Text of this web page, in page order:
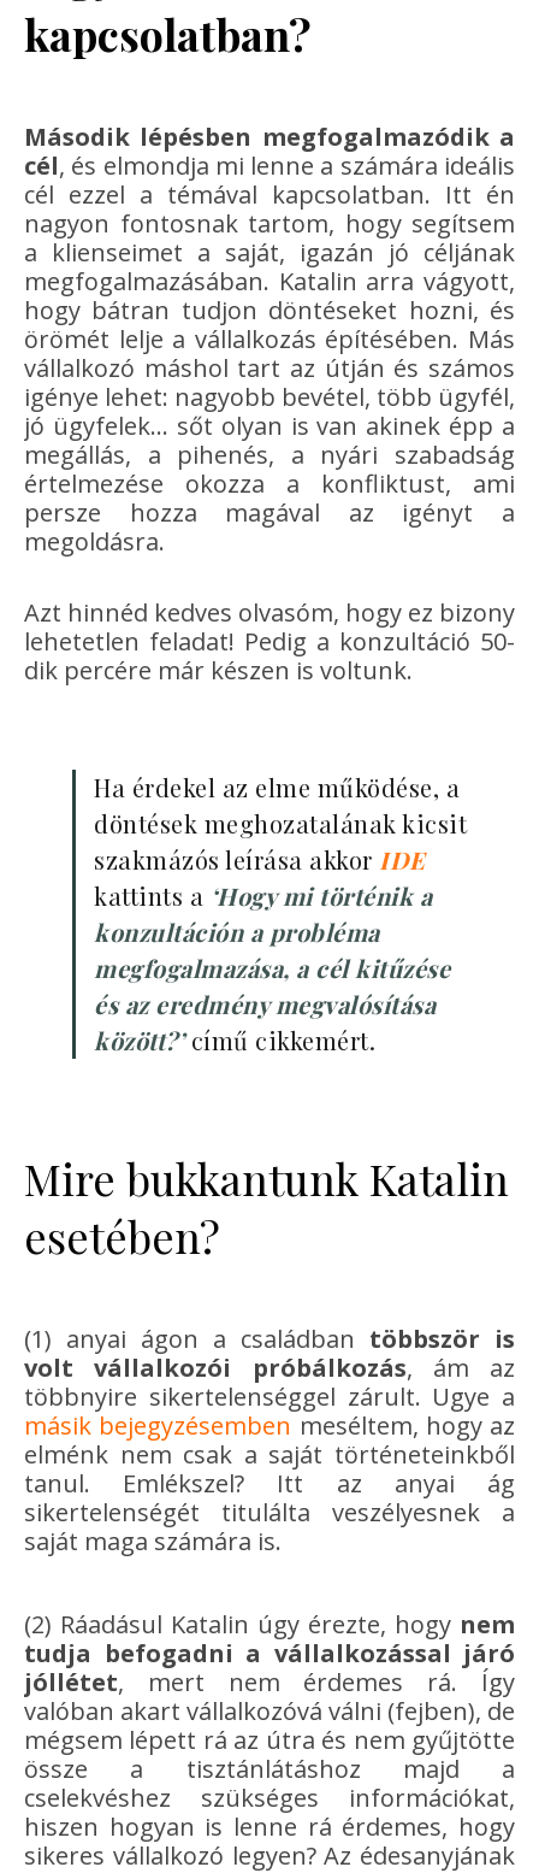
kapcsolatban?
Második lépésben megfogalmazódik a
cél, és elmondja mi lenne a számára ideális
cél ezzel a témával kapcsolatban. Itt én
nagyon fontosnak tartom, hogy segítsem
a klienseimet a saját, igazán jó céljának
megfogalmazásában. Katalin arra vágyott,
hogy bátran tudjon döntéseket hozni, és
örömét lelje a vállalkozás építésében. Más
vállalkozó máshol tart az útján és számos
igénye lehet: nagyobb bevétel, több ügyfél,
jó ügyfelek… sőt olyan is van akinek épp a
megállás, a pihenés, a nyári szabadság
értelmezése okozza a konfliktust, ami
persze hozza magával az igényt a
megoldásra.
Azt hinnéd kedves olvasóm, hogy ez bizony
lehetetlen feladat! Pedig a konzultáció 50-
dik percére már készen is voltunk.
Ha érdekel az elme működése, a
döntések meghozatalának kicsit
szakmázós leírása akkor IDE
kattints a ‘Hogy mi történik a
konzultáción a probléma
megfogalmazása, a cél kitűzése
és az eredmény megvalósítása
között?’című cikkemért.
Mire bukkantunk Katalin
esetében?
(1) anyai ágon a családban többször is
volt vállalkozói próbálkozás, ám az
többnyire sikertelenséggel zárult. Ugye a
másik bejegyzésemben meséltem, hogy az
elménk nem csak a saját történeteinkből
tanul. Emlékszel? Itt az anyai ág
sikertelenségét titulálta veszélyesnek a
saját maga számára is.
(2) Ráadásul Katalin úgy érezte, hogy nem
tudja befogadni a vállalkozással járó
jóllétet, mert nem érdemes rá. Így
valóban akart vállalkozóvá válni (fejben), de
mégsem lépett rá az útra és nem gyűjtötte
össze a tisztánlátáshoz majd a
cselekvéshez szükséges információkat,
hiszen hogyan is lenne rá érdemes, hogy
sikeres vállalkozó legyen? Az édesanyjának